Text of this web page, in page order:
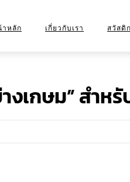
าหลัก เกี่ยวกับเรา
วัตถุประสงค์
คณะกรรมการชุดที่ 41
เจ้าหน้าที่
สวัสดิ
เกษม” สำห